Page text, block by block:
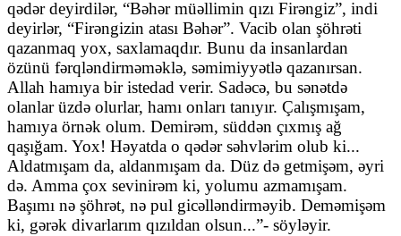
qədər deyirdilər, “Bəhər müəllimin qızı Firəngiz”, indi
deyirlər, “Firəngizin atası Bəhər”. Vacib olan şöhrəti
qazanmaq yox, saxlamaqdır. Bunu da insanlardan
özünü fərqləndirməməklə, səmimiyyətlə qazanırsan.
Allah hamıya bir istedad verir. Sadəcə, bu sənətdə
olanlar üzdə olurlar, hamı onları tanıyır. Çalışmışam,
hamıya örnək olum. Demirəm, süddən çıxmış ağ
qaşığam. Yox! Həyatda o qədər səhvlərim olub ki...
Aldatmışam da, aldanmışam da. Düz də getmişəm, əyri
də. Amma çox sevinirəm ki, yolumu azmamışam.
Başımı nə şöhrət, nə pul gicəlləndirməyib. Deməmişəm
ki, gərək divarlarım qızıldan olsun...”- söyləyir.